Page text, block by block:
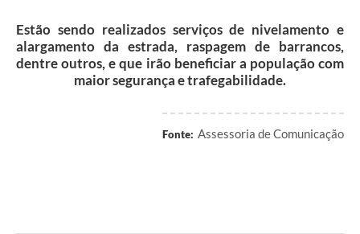
Estão sendo realizados serviços de nivelamento e
alargamento da estrada, raspagem de barrancos,
dentre outros, e que irão beneficiar a população com
maior segurança e trafegabilidade.
Fonte: Assessoria de Comunicação